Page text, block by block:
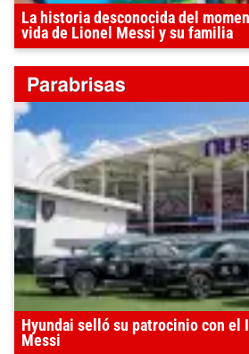
La historia desconocida del
vida de Lionel Messi y su familia
Hyundai selló su patrocinio con el
Messi